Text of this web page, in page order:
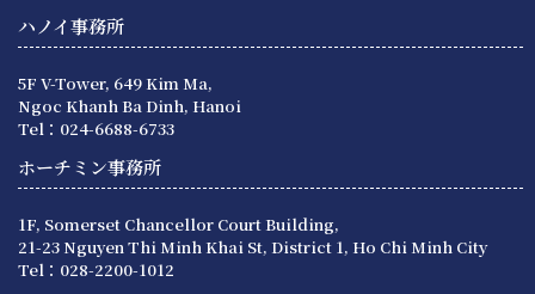
ハノイ事務所
5F V-Tower, 649 Kim Ma,
Ngoc Khanh Ba Dinh, Hanoi
Tel：024-6688-6733
ホーチミン事務所
1F, Somerset Chancellor Court Building,
21-23 Nguyen Thi Minh Khai St, District 1, Ho Chi Minh City
Tel：028-2200-1012